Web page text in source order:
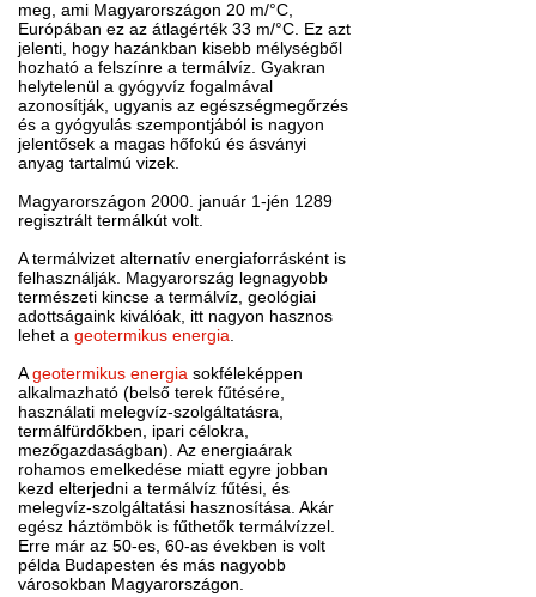
meg, ami Magyarországon 20 m/°C,
Európában ez az átlagérték 33 m/°C. Ez azt
jelenti, hogy hazánkban kisebb mélységből
hozható a felszínre a termálvíz. Gyakran
helytelenül a gyógyvíz fogalmával
azonosítják, ugyanis az egészségmegőrzés
és a gyógyulás szempontjából is nagyon
jelentősek a magas hőfokú és ásványi
anyag tartalmú vizek.
Magyarországon 2000. január 1-jén 1289
regisztrált termálkút volt.
A termálvizet alternatív energiaforrásként is
felhasználják. Magyarország legnagyobb
természeti kincse a termálvíz, geológiai
adottságaink kiválóak, itt nagyon hasznos
lehet ageotermikus energia.
Ageotermikus energia sokféleképpen
alkalmazható (belső terek fűtésére,
használati melegvíz-szolgáltatásra,
termálfürdőkben, ipari célokra,
mezőgazdaságban). Az energiaárak
rohamos emelkedése miatt egyre jobban
kezd elterjedni a termálvíz fűtési, és
melegvíz-szolgáltatási hasznosítása. Akár
egész háztömbök is fűthetők termálvízzel.
Erre már az 50-es, 60-as években is volt
példa Budapesten és más nagyobb
városokban Magyarországon.